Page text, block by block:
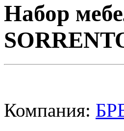
Набор
Компания: